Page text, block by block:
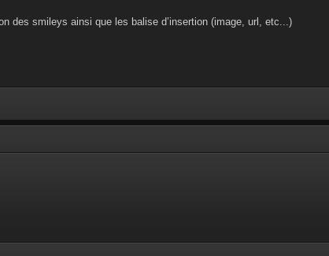
des smileys ainsi que les balise d’insertion (image, url, etc...)